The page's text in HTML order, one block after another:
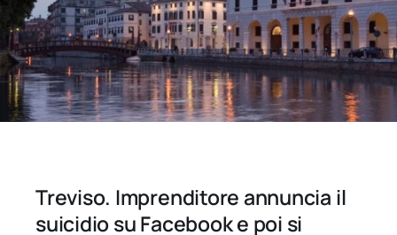
Treviso. Imprenditore annuncia il
suicidio su Facebook e poi si